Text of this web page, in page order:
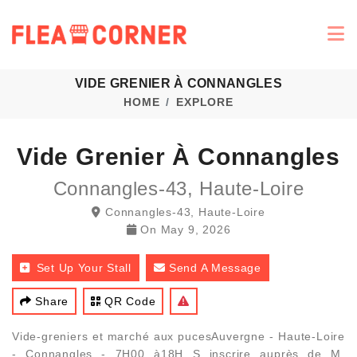
VIDE GRENIER À CONNANGLES
HOME EXPLORE
Vide Grenier À Connangles
Connangles-43, Haute-Loire
Connangles-43, Haute-Loire
On May 9, 2026
Set Up Your Stall Send A Message
Share QR Code
Vide-greniers et marché aux pucesAuvergne - Haute-Loire
- Connangles - 7H00 à18H S inscrire auprès de M.